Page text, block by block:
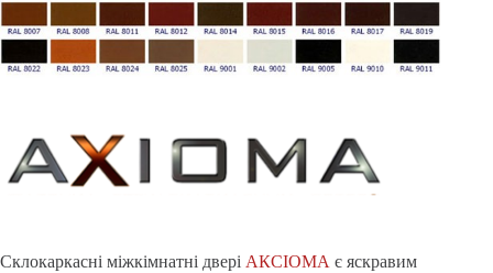
Склокаркасні міжкімнатні двері АКСІОМА є яскравим